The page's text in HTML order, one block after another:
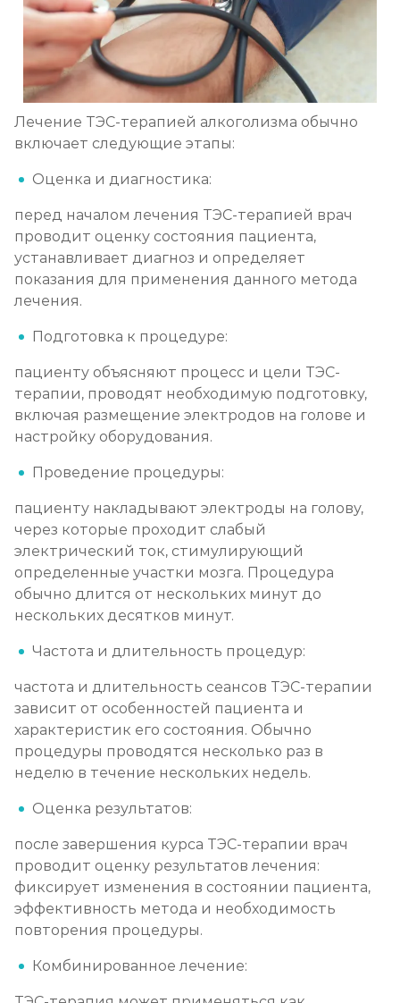
Лечение ТЭС-терапией алкоголизма обычно
включает следующие этапы:
Оценка и диагностика:
перед началом лечения ТЭС-терапией врач
проводит оценку состояния пациента,
устанавливает диагноз и определяет
показания для применения данного метода
лечения.
Подготовка к процедуре:
пациенту объясняют процесс и цели ТЭС-
терапии, проводят необходимую подготовку,
включая размещение электродов на голове и
настройку оборудования.
Проведение процедуры:
пациенту накладывают электроды на голову,
через которые проходит слабый
электрический ток, стимулирующий
определенные участки мозга. Процедура
обычно длится от нескольких минут до
нескольких десятков минут.
Частота и длительность процедур:
частота и длительность сеансов ТЭС-терапии
зависит от особенностей пациента и
характеристик его состояния. Обычно
процедуры проводятся несколько раз в
неделю в течение нескольких недель.
Оценка результатов:
после завершения курса ТЭС-терапии врач
проводит оценку результатов лечения:
фиксирует изменения в состоянии пациента,
эффективность метода и необходимость
повторения процедуры.
Комбинированное лечение: